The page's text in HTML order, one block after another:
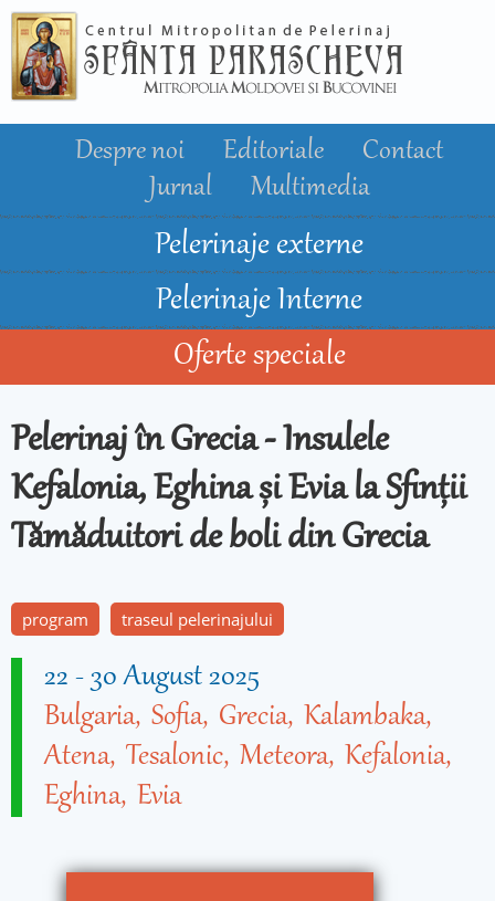
conţinutul
principal
Despre noi Editoriale
Contact
Jurnal
Multimedia
Pelerinaje externe
Pelerinaje Interne
Oferte speciale
Pelerinaj în Grecia - Insulele
Kefalonia, Eghina și Evia la Sfinţii
Tămăduitori de boli din Grecia
program traseul pelerinajului
22 - 30 August 2025
Bulgaria Sofia Grecia Kalambaka
Atena Tesalonic Meteora Kefalonia
Eghina Evia